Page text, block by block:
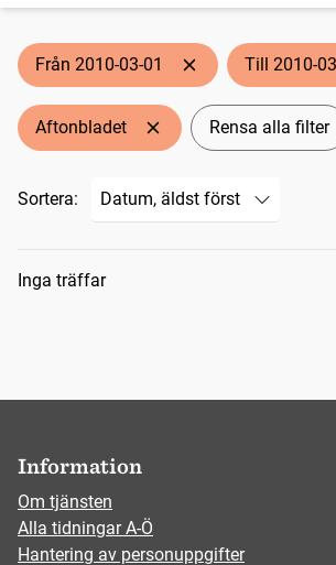
Från 2010-03-01 Till 2010-
Aftonbladet Rensa alla filter
Sortera:
Sökresultat
Inga träffar
Information
Om tjänsten
Alla tidningar A-Ö
Hantering av personuppgifter